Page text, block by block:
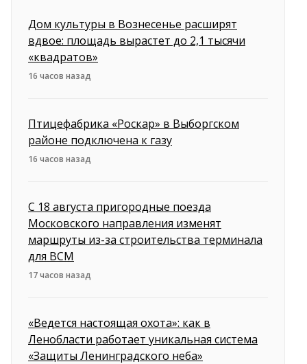
Дом культуры в Вознесенье расширят
вдвое: площадь вырастет до 2,1 тысячи
«квадратов»
16 часов назад
Птицефабрика «Роскар» в Выборгском
районе подключена к газу
16 часов назад
С 18 августа пригородные поезда
Московского направления изменят
маршруты из-за строительства терминала
для ВСМ
17 часов назад
«Ведется настоящая охота»: как в
Ленобласти работает уникальная система
«Защиты Ленинградского неба»